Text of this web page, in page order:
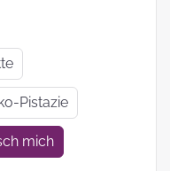
Pistazie
mich